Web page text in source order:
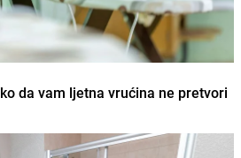
da vam ljetna vrućina ne pretvori